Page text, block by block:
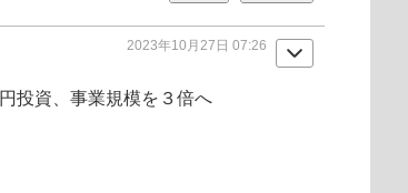
2023年10月27日 07:26
投資、事業規模を３倍へ